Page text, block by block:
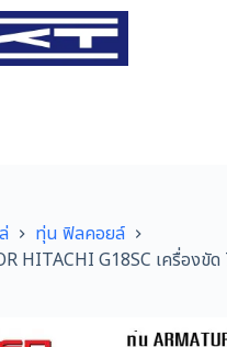
ทุ่น ฟิลคอยล์
HITACHI G18SC เครื่องขัด